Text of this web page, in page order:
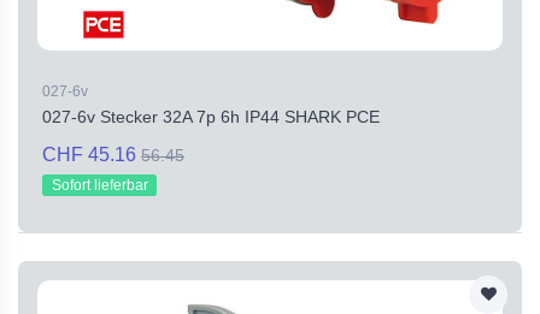
027-6v
027-6v Stecker 32A 7p 6h IP44 SHARK PCE
CHF 45.16 56.45
Sofort lieferbar